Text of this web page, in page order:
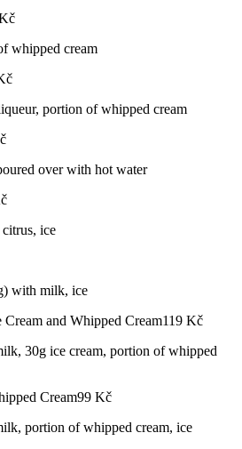
whipped cream
portion of whipped cream
over with hot water
ice
with milk, ice
and Whipped Cream119 Kč
30g ice cream, portion of whipped
Cream99 Kč
portion of whipped cream, ice